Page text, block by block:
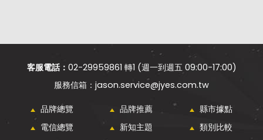
客服電話： 02-29959861 轉1 (週一到週五 09:00-17:00)
jason.service@jyes.com.tw
品牌總覽 品牌推薦
縣市據點
電信總覽
新知主題
類別比較